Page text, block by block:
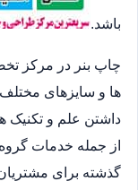
باشد.
چاپ بنر در مرکز
ها و سایزهای
داشتن علم و تکنیک
از جمله خدمات
گذشته برای